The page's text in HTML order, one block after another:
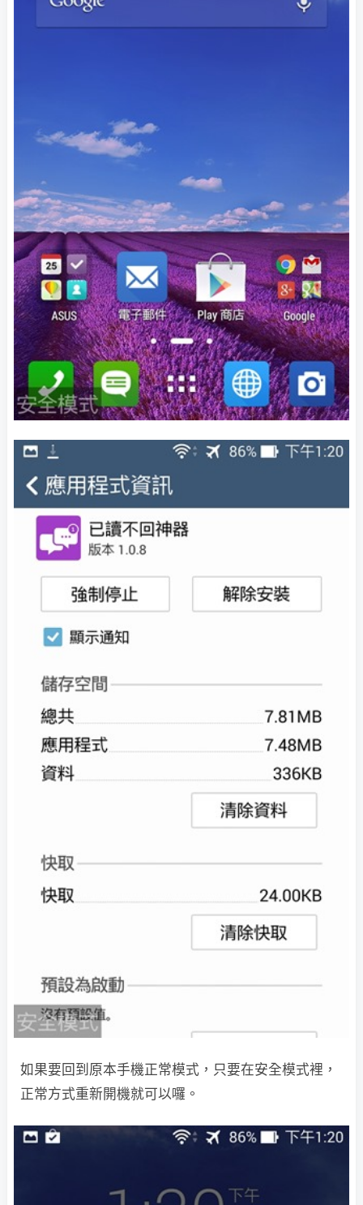
如果要回到原本手機正常模式，只要在安全模式裡，
正常方式重新開機就可以囉。